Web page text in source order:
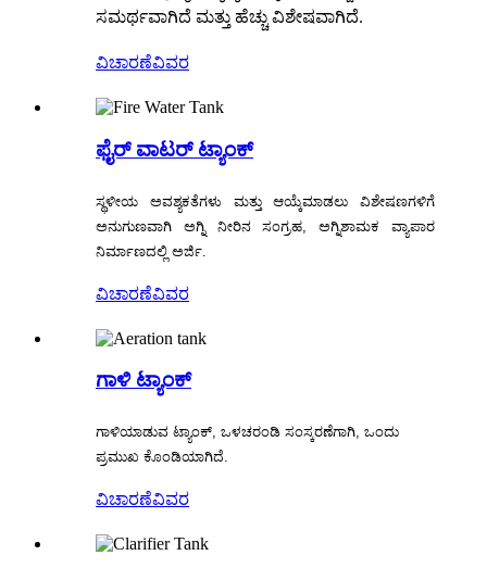
ಸಮರ್ಥವಾಗಿದೆ ಮತ್ತು ಹೆಚ್ಚು ವಿಶೇಷವಾಗಿದೆ.
ವಿಚಾರಣೆವಿವರ
ಫೈರ್ ವಾಟರ್ ಟ್ಯಾಂಕ್
ಸ್ಥಳೀಯ ಅವಶ್ಯಕತೆಗಳು ಮತ್ತು ಆಯ್ಕೆಮಾಡಲು ವಿಶೇಷಣಗಳಿಗೆ
ಅನುಗುಣವಾಗಿ ಅಗ್ನಿ ನೀರಿನ ಸಂಗ್ರಹ, ಅಗ್ನಿಶಾಮಕ ವ್ಯಾಪಾರ
ನಿರ್ಮಾಣದಲ್ಲಿ ಅರ್ಜಿ.
ವಿಚಾರಣೆವಿವರ
ಗಾಳಿ ಟ್ಯಾಂಕ್
ಗಾಳಿಯಾಡುವ ಟ್ಯಾಂಕ್, ಒಳಚರಂಡಿ ಸಂಸ್ಕರಣೆಗಾಗಿ, ಒಂದು
ಪ್ರಮುಖ ಕೊಂಡಿಯಾಗಿದೆ.
ವಿಚಾರಣೆವಿವರ